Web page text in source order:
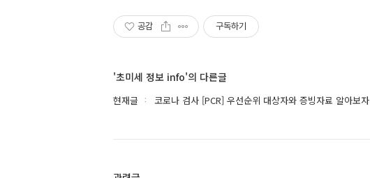
공감 구독하기
'초미세 정보 info'의 다른글
현재글 코로나 검사 [PCR] 우선순위 대상자와 증빙자료 알아보자